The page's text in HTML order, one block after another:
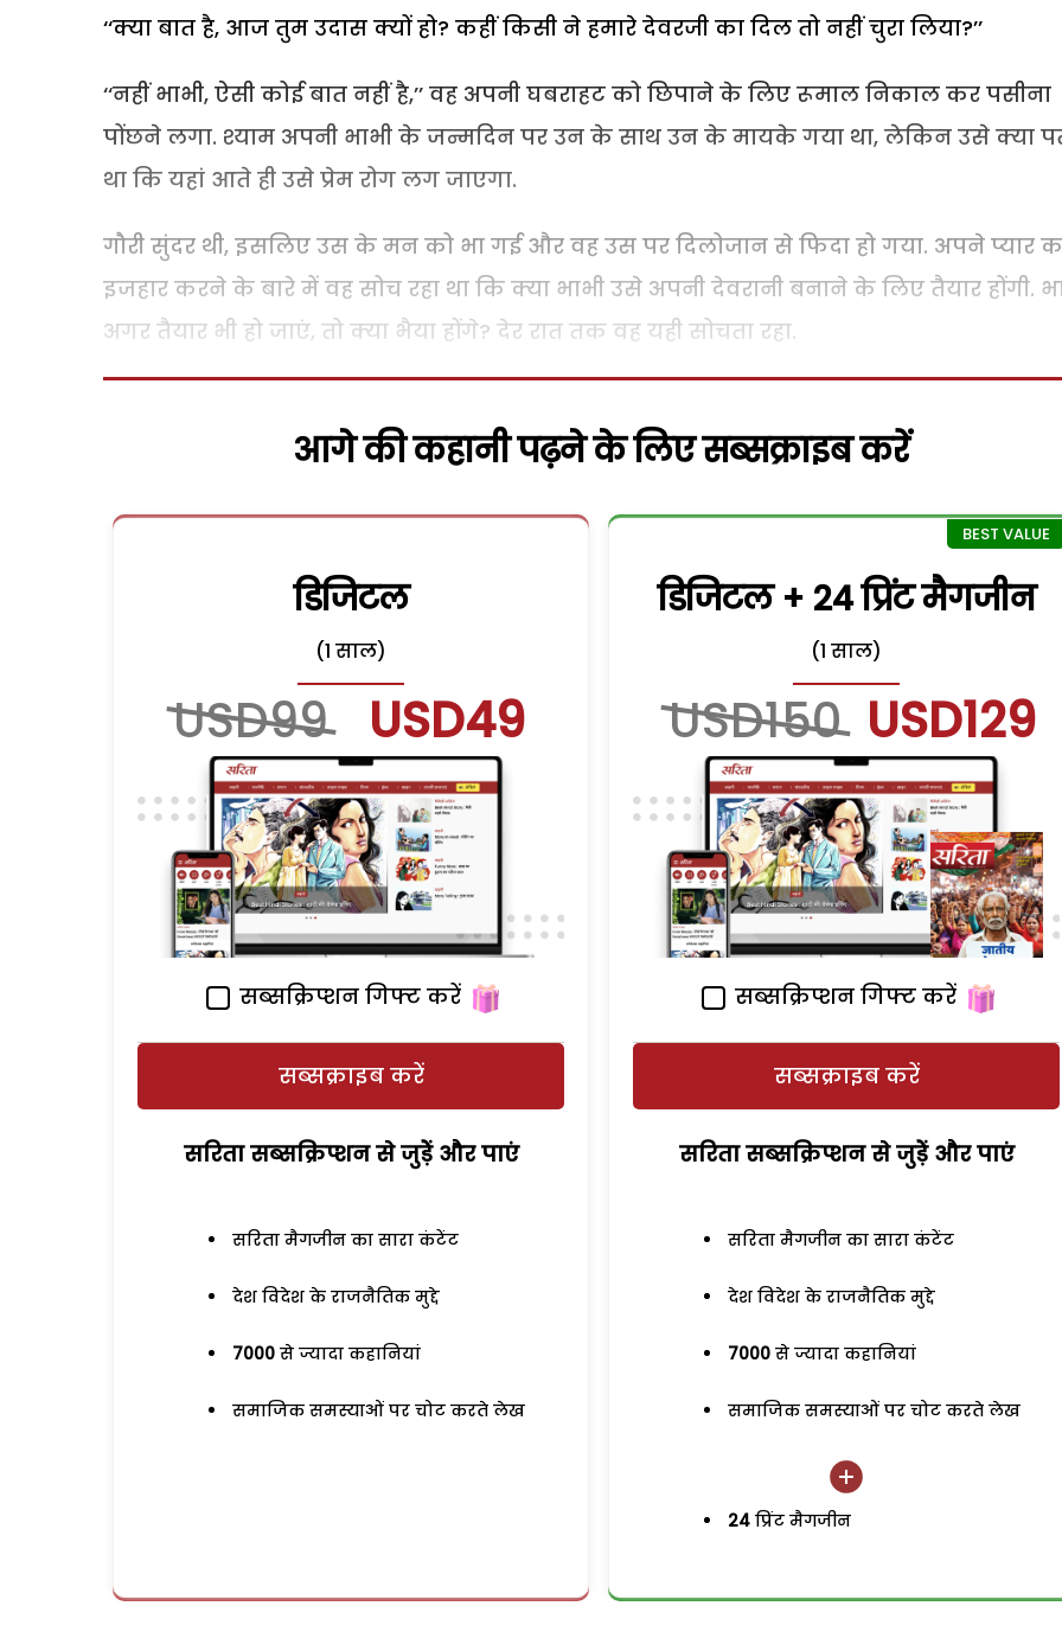
‘‘क्या बात है, आज तुम उदास क्यों हो? कहीं किसी ने हमारे देवरजी का दिल तो नहीं चुरा लिया?’’
‘‘नहीं भाभी, ऐसी कोई बात नहीं है,’’ वह अपनी घबराहट को छिपाने के लिए रूमाल निकाल कर पसीना
पोंछने लगा. श्याम अपनी भाभी के जन्मदिन पर उन के साथ उन के मायके गया था, लेकिन उसे क्या
था कि यहां आते ही उसे प्रेम रोग लग जाएगा.
गौरी सुंदर थी, इसलिए उस के मन को भा गई और वह उस पर दिलोजान से फिदा हो गया. अपने प्यार
इजहार करने के बारे में वह सोच रहा था कि क्या भाभी उसे अपनी देवरानी बनाने के लिए तैयार होंगी.
अगर तैयार भी हो जाएं, तो क्या भैया होंगे? देर रात तक वह यही सोचता रहा.
आगे की कहानी पढ़ने के लिए सब्सक्राइब करें
डिजिटल
(1 साल)
USD99 USD49
सब्सक्रिप्शन गिफ्ट करें
सब्सक्राइब करें
सरिता सब्सक्रिप्शन से जुड़ेें और पाएं
सरिता मैगजीन का सारा कंटेंट
देश विदेश के राजनैतिक मुद्दे
7000 से ज्यादा कहानियां
समाजिक समस्याओं पर चोट करते लेख
डिजिटल + 24 प्रिंट मैगजीन
(1 साल)
USD150 USD129
सब्सक्रिप्शन गिफ्ट करें
सब्सक्राइब करें
सरिता सब्सक्रिप्शन से जुड़ेें और पाएं
सरिता मैगजीन का सारा कंटेंट
देश विदेश के राजनैतिक मुद्दे
7000 से ज्यादा कहानियां
समाजिक समस्याओं पर चोट करते लेख
24 प्रिंट मैगजीन